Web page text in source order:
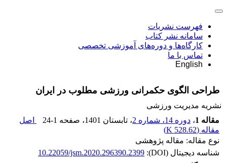
فهرست نشریات
سامانه نشر کتاب
کارگاه‌ها و دوره‌های آموزشی تخصصی
تماس با ما
English
طراحی الگوی حکمرانی ورزشی مطلوب در ایران
نشریه مدیریت ورزشی
مقاله 1
، دوره 14، شماره 2 ، تابستان 1401 ، صفحه 24-1
اصل
مقاله (528.62 K
)
نوع مقاله: مقاله پژوهشی
شناسه دیجیتال (DOI):
10.22059/jsm.2020.296390.2399